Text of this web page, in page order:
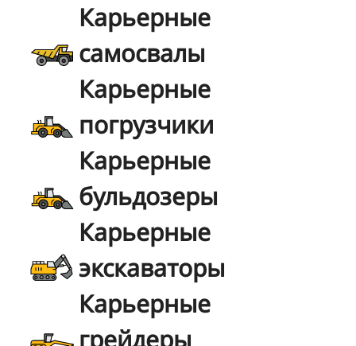
Карьерные
самосвалы
Карьерные
погрузчики
Карьерные
бульдозеры
Карьерные
экскаваторы
Карьерные
грейдеры